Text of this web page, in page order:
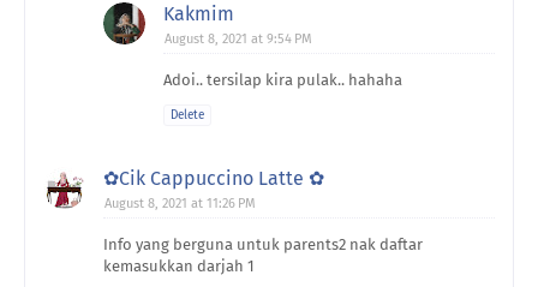
Kakmim
August 8, 2021 at 9:54 PM
Adoi.. tersilap kira pulak.. hahaha
Delete
✿Cik Cappuccino Latte ✿
August 8, 2021 at 11:26 PM
Info yang berguna untuk parents2 nak daftar
kemasukkan darjah 1